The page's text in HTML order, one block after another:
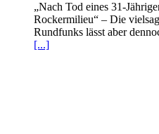
„Nach Tod eines 31-
Rockermilieu“ – Die
Rundfunks lässt aber
[...]